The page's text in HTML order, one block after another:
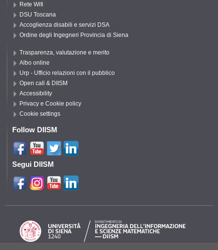
Rete Wifi
DSU Toscana
Accoglienza disabili e servizi DSA
Ordine degli Ingegneri Provincia di Siena
Trasparenza, valutazione e merito
Albo online
Urp - Ufficio relazioni con il pubblico
Open call & DIISM
Accessibility
Privacy e Cookie policy
Cookie settings
Follow DIISM
Segui DIISM